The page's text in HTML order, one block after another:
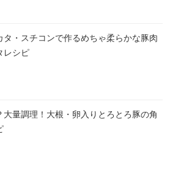
タ・スチコンで作るめちゃ柔らかな豚肉
レシピ
大量調理！大根・卵入りとろとろ豚の角